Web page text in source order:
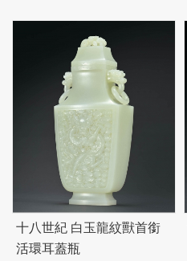
十八世紀 白玉龍紋獸首銜
活環耳蓋瓶